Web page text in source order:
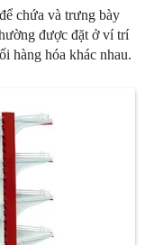
chứa và trưng bày
được đặt ở ví trí
hàng hóa khác nhau.